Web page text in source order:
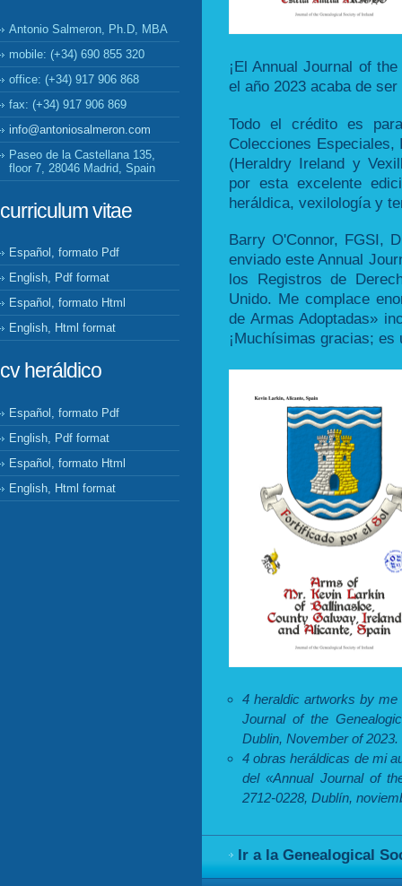
Antonio Salmeron, Ph.D, MBA
mobile: (+34) 690 855 320
office: (+34) 917 906 868
fax: (+34) 917 906 869
info@antoniosalmeron.com
Paseo de la Castellana 135,
floor 7, 28046 Madrid, Spain
curriculum vitae
Español, formato Pdf
English, Pdf format
Español, formato Html
English, Html format
cv heráldico
Español, formato Pdf
English, Pdf format
Español, formato Html
English, Html format
¡El Annual Journal of
el año 2023 acaba de
Todo el crédito es
Colecciones
(Heraldry Ireland y
por esta excelente
heráldica, vexilología y
Barry O'Connor, FGSI,
enviado este Annual
los Registros de
Unido. Me complace
de Armas Adoptadas»
¡Muchísimas gracias; es
4 heraldic artworks by me
Journal of the
Dublin, November of 2023.
4 obras heráldicas de mi
del «Annual Journal of
2712-0228, Dublín,
Ir a la Genealogical